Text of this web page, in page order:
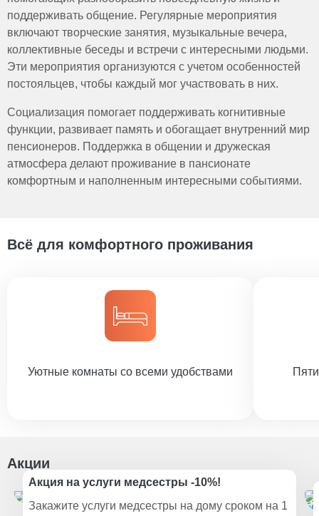
поддерживать общение. Регулярные мероприятия
включают творческие занятия, музыкальные вечера,
коллективные беседы и встречи с интересными людьми.
Эти мероприятия организуются с учетом особенностей
постояльцев, чтобы каждый мог участвовать в них.
Социализация помогает поддерживать когнитивные
функции, развивает память и обогащает внутренний мир
пенсионеров. Поддержка в общении и дружеская
атмосфера делают проживание в пансионате
комфортным и наполненным интересными событиями.
Всё для комфортного проживания
Уютные комнаты со всеми удобствами
Акции
Акция на услуги медсестры -10%!
Закажите услуги медсестры на дому сроком на 1